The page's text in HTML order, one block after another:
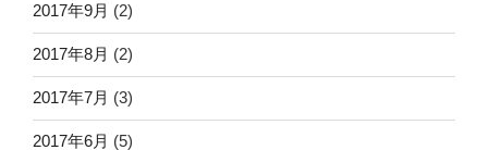
2017年9月 (2)
2017年8月 (2)
2017年7月 (3)
2017年6月 (5)